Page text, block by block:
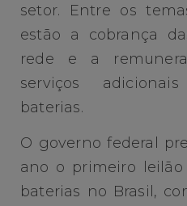
setor. Entre os
estão a cobrança
rede e a
serviços
baterias.
O governo federal
ano o primeiro
baterias no Brasil,